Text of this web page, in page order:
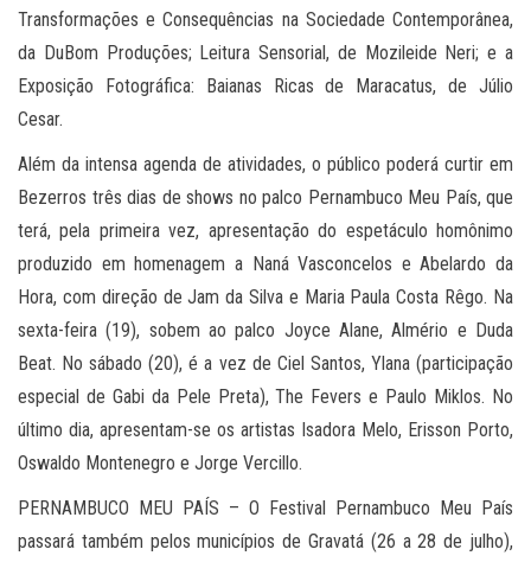
Transformações e Consequências na Sociedade Contemporânea,
da DuBom Produções; Leitura Sensorial, de Mozileide Neri; e a
Exposição Fotográfica: Baianas Ricas de Maracatus, de Júlio
Cesar.
Além da intensa agenda de atividades, o público poderá curtir em
Bezerros três dias de shows no palco Pernambuco Meu País, que
terá, pela primeira vez, apresentação do espetáculo homônimo
produzido em homenagem a Naná Vasconcelos e Abelardo da
Hora, com direção de Jam da Silva e Maria Paula Costa Rêgo. Na
sexta-feira (19), sobem ao palco Joyce Alane, Almério e Duda
Beat. No sábado (20), é a vez de Ciel Santos, Ylana (participação
especial de Gabi da Pele Preta), The Fevers e Paulo Miklos. No
último dia, apresentam-se os artistas Isadora Melo, Erisson Porto,
Oswaldo Montenegro e Jorge Vercillo.
PERNAMBUCO MEU PAÍS – O Festival Pernambuco Meu País
passará também pelos municípios de Gravatá (26 a 28 de julho),